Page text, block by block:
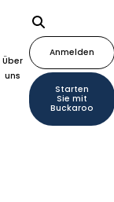
Über
uns
Anmelden
Starten
Sie mit
Buckaroo